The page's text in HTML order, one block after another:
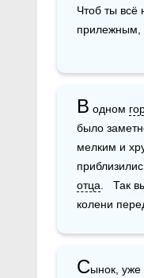
Чтоб ты всё
прилежным,
В одном
было
мелким и
отца .   Так
колени
Сынок, уже